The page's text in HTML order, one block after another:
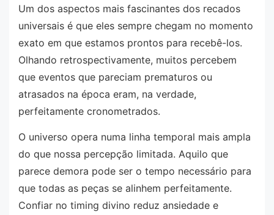
Um dos aspectos mais fascinantes dos recados
universais é que eles sempre chegam no momento
exato em que estamos prontos para recebê-los.
Olhando retrospectivamente, muitos percebem
que eventos que pareciam prematuros ou
atrasados na época eram, na verdade,
perfeitamente cronometrados.
O universo opera numa linha temporal mais ampla
do que nossa percepção limitada. Aquilo que
parece demora pode ser o tempo necessário para
que todas as peças se alinhem perfeitamente.
Confiar no timing divino reduz ansiedade e